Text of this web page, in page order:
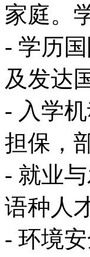
家庭。
- 学历
及发达
- 入学
担保，
- 就业
语种人
- 环境